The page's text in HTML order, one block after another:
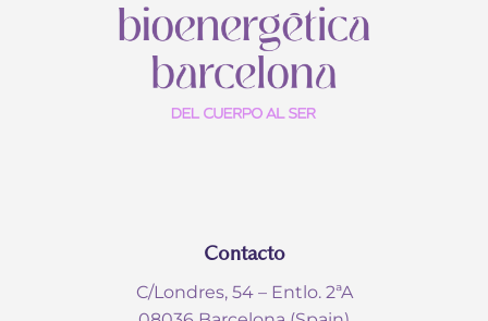
Contacto
C/Londres, 54 – Entlo. 2ªA